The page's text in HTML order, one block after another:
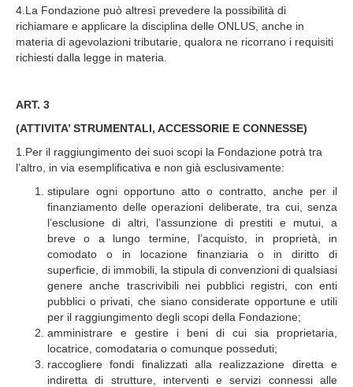
4.La Fondazione può altresì prevedere la possibilità di
richiamare e applicare la disciplina delle ONLUS, anche in
materia di agevolazioni tributarie, qualora ne ricorrano i requisiti
richiesti dalla legge in materia.
ART. 3
(ATTIVITA’ STRUMENTALI, ACCESSORIE E CONNESSE)
1.Per il raggiungimento dei suoi scopi la Fondazione potrà tra
l’altro, in via esemplificativa e non già esclusivamente:
stipulare ogni opportuno atto o contratto, anche per il
finanziamento delle operazioni deliberate, tra cui, senza
l’esclusione di altri, l’assunzione di prestiti e mutui, a
breve o a lungo termine, l’acquisto, in proprietà, in
comodato o in locazione finanziaria o in diritto di
superficie, di immobili, la stipula di convenzioni di qualsiasi
genere anche trascrivibili nei pubblici registri, con enti
pubblici o privati, che siano considerate opportune e utili
per il raggiungimento degli scopi della Fondazione;
amministrare e gestire i beni di cui sia proprietaria,
locatrice, comodataria o comunque posseduti;
raccogliere fondi finalizzati alla realizzazione diretta e
indiretta di strutture, interventi e servizi connessi alle